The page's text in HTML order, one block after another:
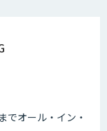
でオール・イン・